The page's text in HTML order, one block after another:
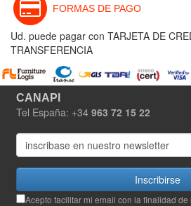
FORMAS DE PAGO
Ud. puede pagar con TARJETA DE
TRANSFERENCIA
CANAPI
Tel España: +34 963 72 15 22
Inscribirse
Acepto facilitar mi email con la finalidad de